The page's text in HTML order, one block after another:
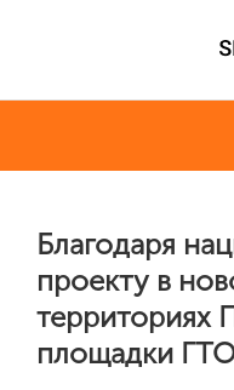
Благодаря
проекту в
территориях
площадки